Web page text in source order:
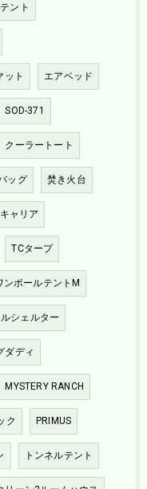
ント
ット エアベッド
SOD-371
クーラートート
ッグ 焚き火台
ャリア
TCタープ
ンポールテントM
シェルター
ダディ
MYSTERY RANCH
ク PRIMUS
トンネルテント